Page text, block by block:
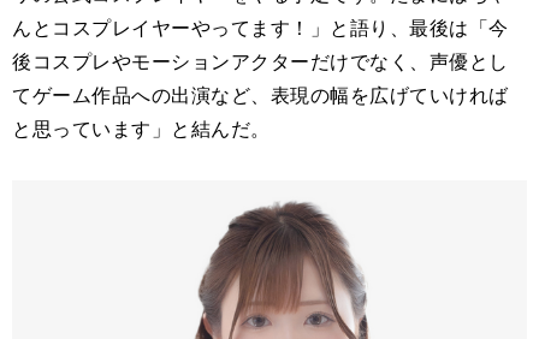
んとコスプレイヤーやってます！」と語り、最後は「今
後コスプレやモーションアクターだけでなく、声優とし
てゲーム作品への出演など、表現の幅を広げていければ
と思っています」と結んだ。